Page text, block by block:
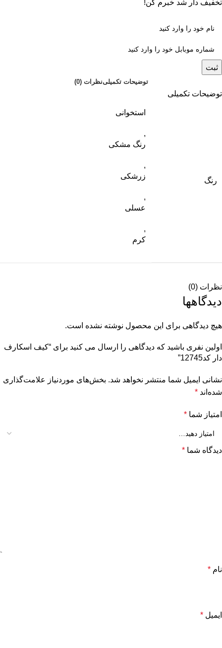
تخفیف دار شد خبرم کن!
ثبت
توضیحات تکمیلینظرات (0)
توضیحات تکمیلی
رنگ
استخوانی
,
رنگ مشکی
,
زرشکی
,
عسلی
,
کرم
نظرات (0)
دیدگاهها
هیچ دیدگاهی برای این محصول نوشته نشده است.
اولین نفری باشید که دیدگاهی را ارسال می کنید برای “کیف اسکارف
دار کد12745”
نشانی ایمیل شما منتشر نخواهد شد. بخش‌های موردنیاز علامت‌گذاری
شده‌اند *
امتیاز شما *
دیدگاه شما *
نام *
ایمیل *